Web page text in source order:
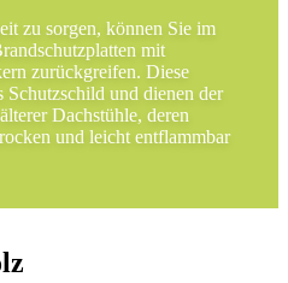
zu sorgen, können Sie im
mit
zurückgreifen. Diese
und dienen der
Dachstühle, deren
und leicht entflammbar